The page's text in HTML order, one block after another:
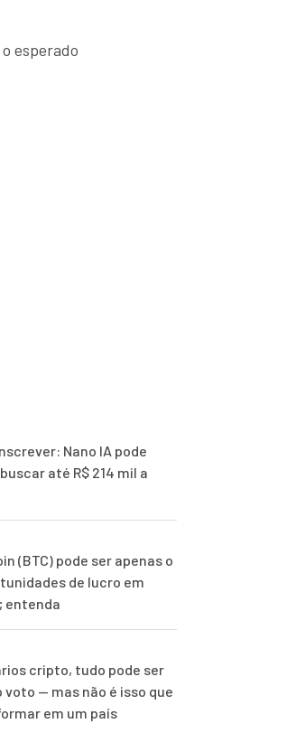
esperado
Nano IA pode
até R$ 214 mil a
(BTC) pode ser apenas o
de lucro em
entenda
cripto, tudo pode ser
— mas não é isso que
em um país